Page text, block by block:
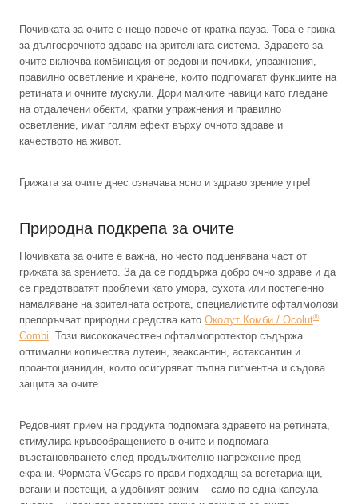
Почивката за очите е нещо повече от кратка пауза. Това е грижа
за дългосрочното здраве на зрителната система. Здравето за
очите включва комбинация от редовни почивки, упражнения,
правилно осветление и хранене, които подпомагат функциите на
ретината и очните мускули. Дори малките навици като гледане
на отдалечени обекти, кратки упражнения и правилно
осветление, имат голям ефект върху очното здраве и
качеството на живот.
Грижата за очите днес означава ясно и здраво зрение утре!
Природна подкрепа за очите
Почивката за очите е важна, но често подценявана част от
грижата за зрението. За да се поддържа добро очно здраве и да
се предотвратят проблеми като умора, сухота или постепенно
намаляване на зрителната острота, специалистите офталмолози
препоръчват природни средства като Околут Комби / Ocolut®
Combi . Този висококачествен офталмопротектор съдържа
оптимални количества лутеин, зеаксантин, астаксантин и
проантоцианидин, които осигуряват пълна пигментна и съдова
защита за очите.
Редовният прием на продукта подпомага здравето на ретината,
стимулира кръвообращението в очите и подпомага
възстановяването след продължително напрежение пред
екрани. Формата VGcaps го прави подходящ за вегетарианци,
вегани и постещи, а удобният режим – само по една капсула